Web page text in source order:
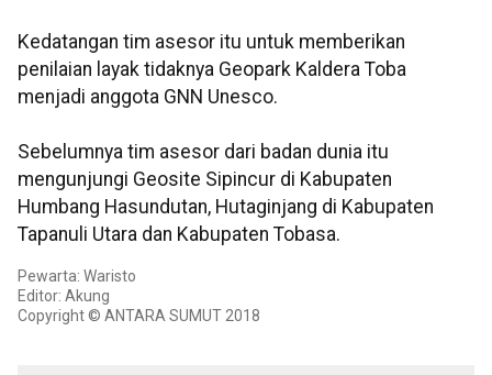
Kedatangan tim asesor itu untuk memberikan
penilaian layak tidaknya Geopark Kaldera Toba
menjadi anggota GNN Unesco.
Sebelumnya tim asesor dari badan dunia itu
mengunjungi Geosite Sipincur di Kabupaten
Humbang Hasundutan, Hutaginjang di Kabupaten
Tapanuli Utara dan Kabupaten Tobasa.
Pewarta: Waristo
Editor: Akung
Copyright © ANTARA SUMUT 2018